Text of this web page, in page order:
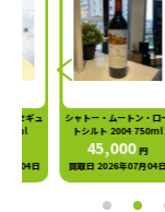
トン・ロー
750ml
07月04日
シャトー・マルゴー
750ml
40,000 円
買取日 2026年07月04